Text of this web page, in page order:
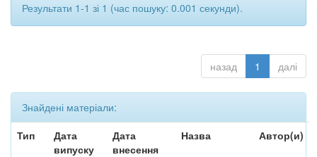
Результати 1-1 зі 1 (час пошуку: 0.001 секунди).
назад 1 далі
Знайдені матеріали:
Тип
Дата
випуску
Дата
внесення
Назва Автор(и)